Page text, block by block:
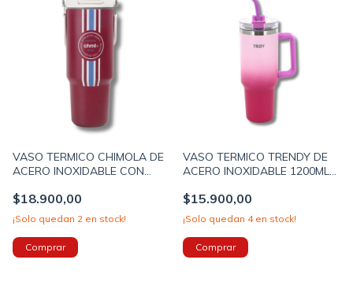
VASO TERMICO CHIMOLA DE
ACERO INOXIDABLE CON
ROSCA 900ML COLOR BORDO
(BZ155B)
$18.900,00
¡Solo quedan 2 en stock!
VASO TERMICO TRENDY DE
ACERO INOXIDABLE 1200ML
VIOLETA - FUCSIA (17512B)
$15.900,00
¡Solo quedan 4en stock!